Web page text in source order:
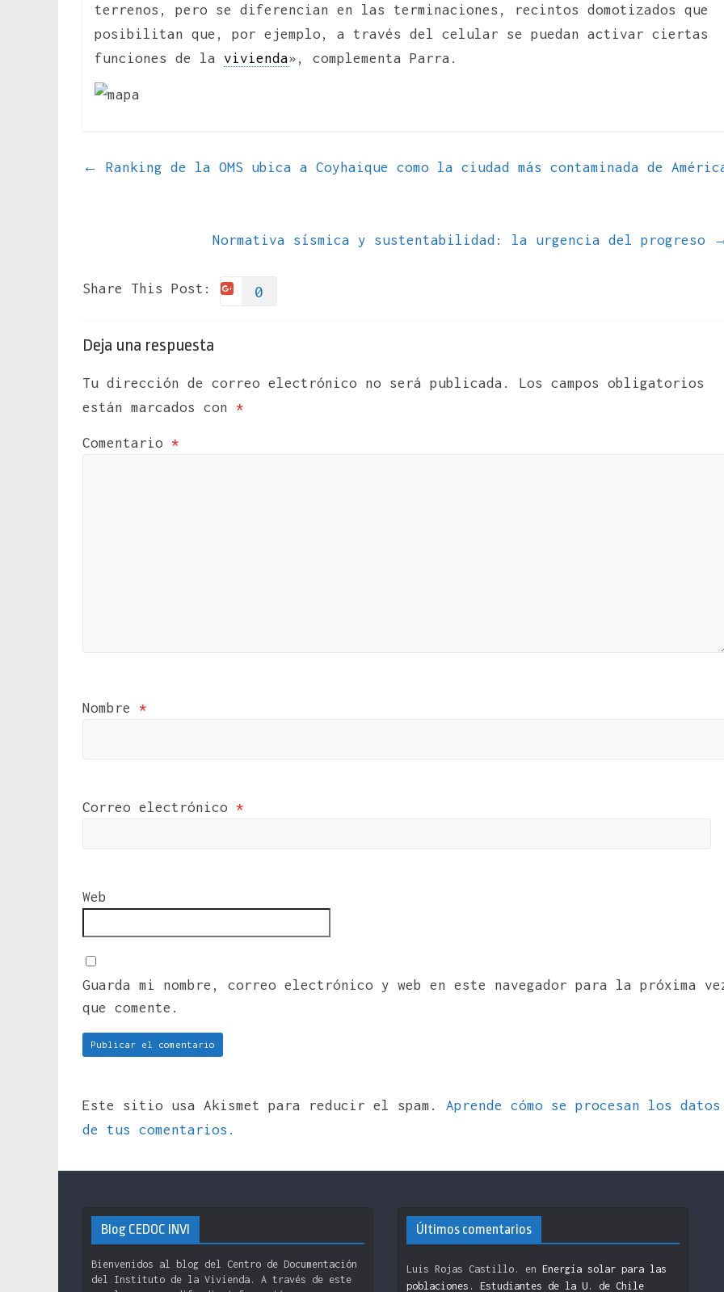
terrenos, pero se diferencian en las terminaciones, recintos domotizados que
posibilitan que, por ejemplo, a través del celular se puedan activar ciertas
funciones de la vivienda», complementa Parra.
← Ranking de la OMS ubica a Coyhaique como la ciudad más contaminada de
Normativa sísmica y sustentabilidad: la urgencia del progreso
Share This Post: 0
Deja una respuesta
Tu dirección de correo electrónico no será publicada.
Los campos obligatorios
están marcados con *
Comentario *
Nombre *
Correo electrónico *
Web
Guarda mi nombre, correo electrónico y web en este navegador para la próxima
que comente.
Este sitio usa Akismet para reducir el spam. Aprende cómo se procesan los datos
de tus comentarios.
Blog CEDOC INVI
Bienvenidos al blog del Centro de Documentación
del Instituto de la Vivienda. A través de este
Últimos comentarios
Luis Rojas Castillo. en Energía solar para las
poblaciones. Estudiantes de la U. de Chile